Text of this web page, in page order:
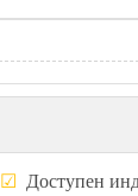
☑ Доступен